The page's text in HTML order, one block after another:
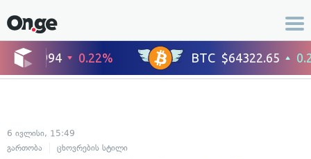
6 ივლისი, 15:49
გართობა
ცხოვრების სტილი